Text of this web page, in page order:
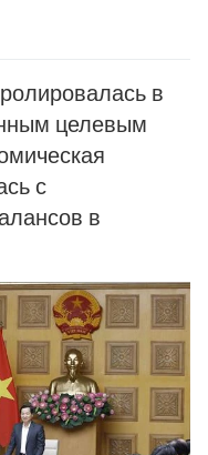
в
целевым
с
в